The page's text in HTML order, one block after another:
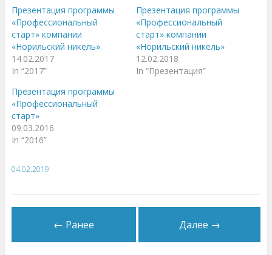
т
о
б
ы
п
о
д
е
л
и
с
я
н
а
T
w
i
t
r
(
ы
е
с
ь
,
ч
т
о
е
л
и
н
F
Презентация программы
«Профессиональный
старт» компании
«Норильский никель».
14.02.2017
In “2017”
Презентация программы
«Профессиональный
старт» компании
«Норильский никель»
12.02.2018
In “Презентация”
Презентация программы
«Профессиональный
старт»
09.03.2016
In “2016”
04.02.2019
← Ранее Далее →